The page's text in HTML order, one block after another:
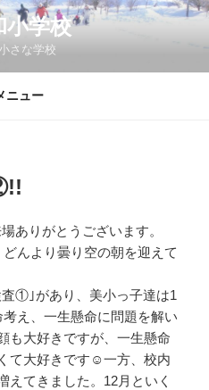
小学校
さな学校
ニュー
ありがとうございます。
んより曇り空の朝を迎えて
①｣があり、美小っ子達は1
え、一生懸命に問題を解い
も大好きですが、一生懸命
て大好きです☺一方、校内
えてきました。12月といく